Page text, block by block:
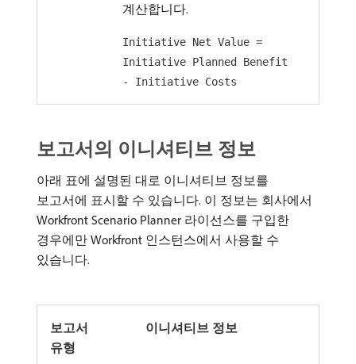
계산합니다.
Initiative Net Value =
Initiative Planned Benefit
- Initiative Costs
보고서의 이니셔티브 정보
아래 표에 설명된 대로 이니셔티브 정보를
보고서에 표시할 수 있습니다. 이 정보는 회사에서
Workfront Scenario Planner 라이선스를 구입한
경우에만 Workfront 인스턴스에서 사용할 수
있습니다.
보고서
유형
이니셔티브 정보